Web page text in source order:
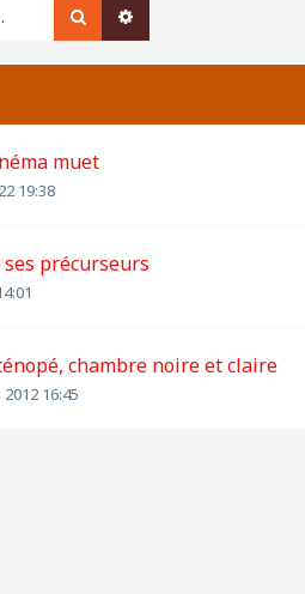
Rechercher
muet
19:38
précurseurs
chambre noire et claire
16:45